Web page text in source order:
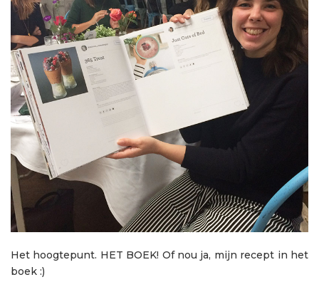
Het hoogtepunt. HET BOEK! Of nou ja, mijn recept in het
boek :)